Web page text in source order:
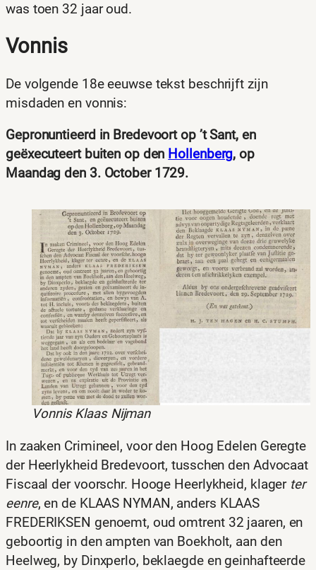
was toen 32 jaar oud.
Vonnis
De volgende 18e eeuwse tekst beschrijft zijn
misdaden en vonnis:
Gepronuntieerd in Bredevoort op ’t Sant, en
geëxecuteert buiten op den Hollenberg, op
Maandag den 3. October 1729.
Vonnis Klaas Nijman
In zaaken Crimineel, voor den Hoog Edelen Geregte
der Heerlykheid Bredevoort, tusschen den Advocaat
Fiscaal der voorschr. Hooge Heerlykheid, klager ter
eenre, en de KLAAS NYMAN, anders KLAAS
FREDERIKSEN genoemt, oud omtrent 32 jaaren, en
geboortig in den ampten van Boekholt, aan den
Heelweg, by Dinxperlo, beklaegde en geinhafteerde